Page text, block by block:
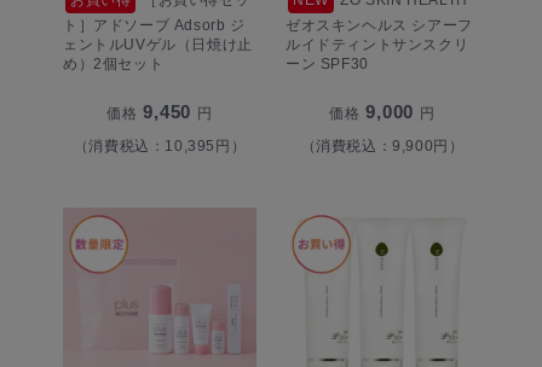
ト］アドソーブ Adsorb ジ
ェントルUVゲル（日焼け止
め）2個セット
価格 9,450 円
（消費税込：10,395円）
ゼオスキンヘルス シアーフ
ルイドティントサンスクリ
ーン SPF30
価格 9,000 円
（消費税込：9,900円）